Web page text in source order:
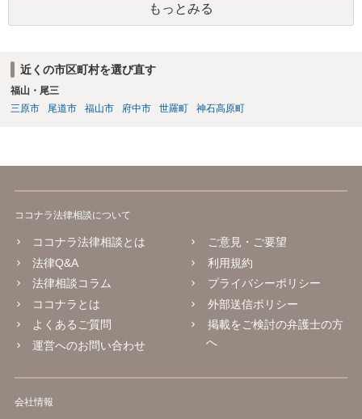
もっとみる
近くの市区町村を選び直す
福山・尾三
三原市
尾道市 福山市 府中市 世羅町 神石高原町
ココナラ法律相談について
ココナラ法律相談とは
法律Q&A
法律相談コラム
ココナラとは
よくあるご質問
運営へのお問い合わせ
ご意見・ご要望
利用規約
プライバシーポリシー
外部送信ポリシー
掲載をご検討の弁護士の方
へ
会社情報